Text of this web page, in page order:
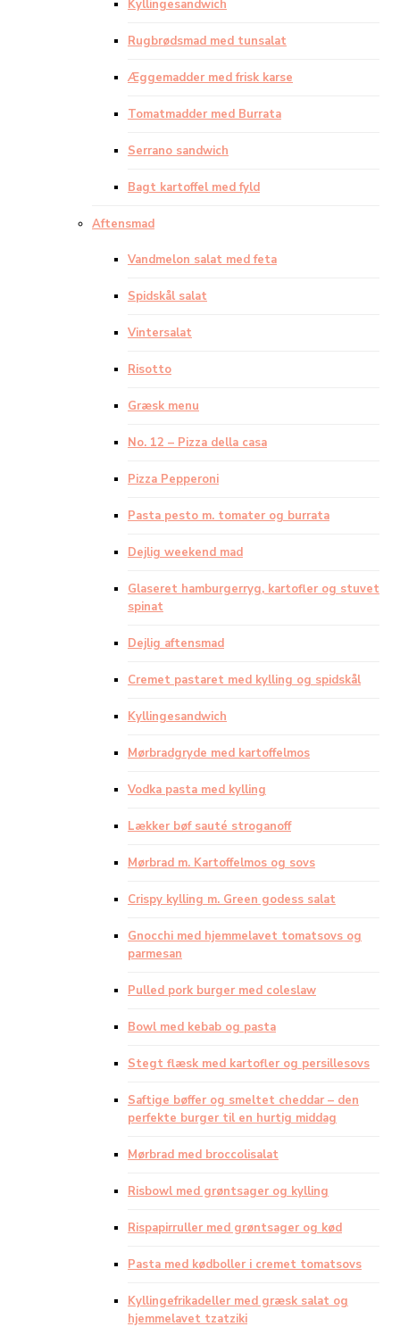
Kyllingesandwich
Rugbrødsmad med tunsalat
Æggemadder med frisk karse
Tomatmadder med Burrata
Serrano sandwich
Bagt kartoffel med fyld
Aftensmad
Vandmelon salat med feta
Spidskål salat
Vintersalat
Risotto
Græsk menu
No. 12 – Pizza della casa
Pizza Pepperoni
Pasta pesto m. tomater og burrata
Dejlig weekend mad
Glaseret hamburgerryg, kartofler og stuvet
spinat
Dejlig aftensmad
Cremet pastaret med kylling og spidskål
Kyllingesandwich
Mørbradgryde med kartoffelmos
Vodka pasta med kylling
Lækker bøf sauté stroganoff
Mørbrad m. Kartoffelmos og sovs
Crispy kylling m. Green godess salat
Gnocchi med hjemmelavet tomatsovs og
parmesan
Pulled pork burger med coleslaw
Bowl med kebab og pasta
Stegt flæsk med kartofler og persillesovs
Saftige bøffer og smeltet cheddar – den
perfekte burger til en hurtig middag
Mørbrad med broccolisalat
Risbowl med grøntsager og kylling
Rispapirruller med grøntsager og kød
Pasta med kødboller i cremet tomatsovs
Kyllingefrikadeller med græsk salat og
hjemmelavet tzatziki